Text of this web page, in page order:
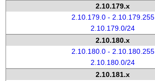
2.10.179.x
2.10.179.0 - 2.10.179.255
2.10.179.0/24
2.10.180.x
2.10.180.0 - 2.10.180.255
2.10.180.0/24
2.10.181.x